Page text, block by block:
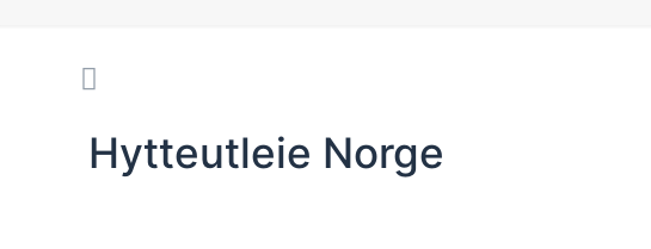
Hytteutleie Norge